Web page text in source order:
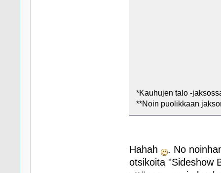
*Kauhujen talo -
**Noin puolikkaan
Hahah
. No
otsikoita "Sideshow